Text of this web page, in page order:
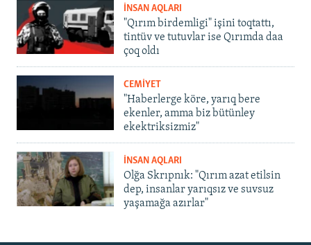
İNSAN AQLARI
"Qırım birdemligi" işini toqtattı,
tintüv ve tutuvlar ise Qırımda daa
çoq oldı
CEMİYET
"Haberlerge köre, yarıq bere
ekenler, amma biz bütünley
ekektriksizmiz"
İNSAN AQLARI
Olğa Skrıpnık: "Qırım azat etilsin
dep, insanlar yarıqsız ve suvsuz
yaşamağa azırlar"